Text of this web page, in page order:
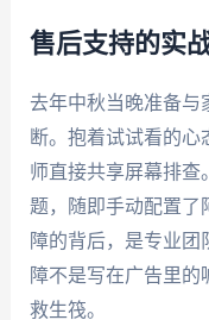
售后支持的实
去年中秋当晚准备与
断。抱着试试看的
师直接共享屏幕排查
题，随即手动配置了
障的背后，是专业
障不是写在广告里
救生筏。